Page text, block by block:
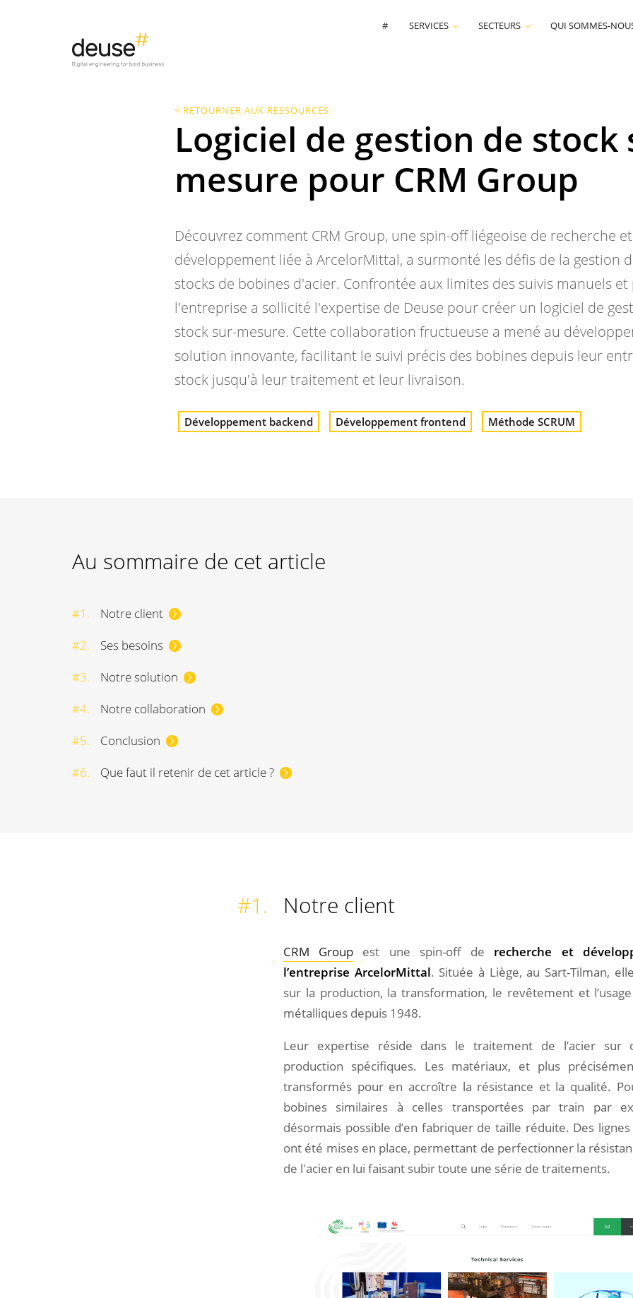
# SERVICES SECTEURS QUI SOMMES-
< RETOURNER AUX RESSOURCES
Logiciel de gestion de stock
mesure pour CRM Group
Découvrez comment CRM Group, une spin-off liégeoise de recherche et
développement liée à ArcelorMittal, a surmonté les défis de la gestion
stocks de bobines d'acier. Confrontée aux limites des suivis manuels et
l'entreprise a sollicité l'expertise de Deuse pour créer un logiciel de
stock sur-mesure. Cette collaboration fructueuse a mené au
solution innovante, facilitant le suivi précis des bobines depuis leur
stock jusqu'à leur traitement et leur livraison.
Développement backend Développement frontend Méthode SCRUM
Au sommaire de cet article
#1.
Notre client
#2.
Ses besoins
#3.
Notre solution
#4.
Notre collaboration
#5.
Conclusion
#6.
Que faut il retenir de cet article ?
#1. Notre client
CRM Group est une spin-off de recherche et
l’entreprise ArcelorMittal. Située à Liège, au Sart-Tilman,
sur la production, la transformation, le revêtement et
métalliques depuis 1948.
Leur expertise réside dans le traitement de l’acier sur
production spécifiques. Les matériaux, et plus
transformés pour en accroître la résistance et la qualité.
bobines similaires à celles transportées par train par
désormais possible d’en fabriquer de taille réduite. Des
ont été mises en place, permettant de perfectionner la
de l'acier en lui faisant subir toute une série de traitements.